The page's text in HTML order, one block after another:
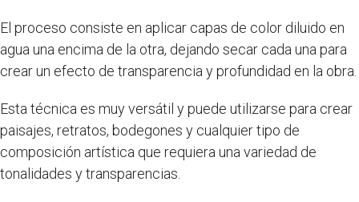
El proceso consiste en aplicar capas de color diluido en
agua una encima de la otra, dejando secar cada una para
crear un efecto de transparencia y profundidad en la obra.
Esta técnica es muy versátil y puede utilizarse para crear
paisajes, retratos, bodegones y cualquier tipo de
composición artística que requiera una variedad de
tonalidades y transparencias.